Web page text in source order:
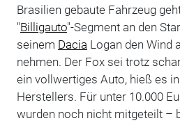
Brasilien gebaute Fahrzeug
"Billigauto"-Segment an den
seinem Dacia Logan den Wind
nehmen. Der Fox sei trotz
ein vollwertiges Auto, hieß es
Herstellers. Für unter 10.000
wurden noch nicht mitgeteilt –